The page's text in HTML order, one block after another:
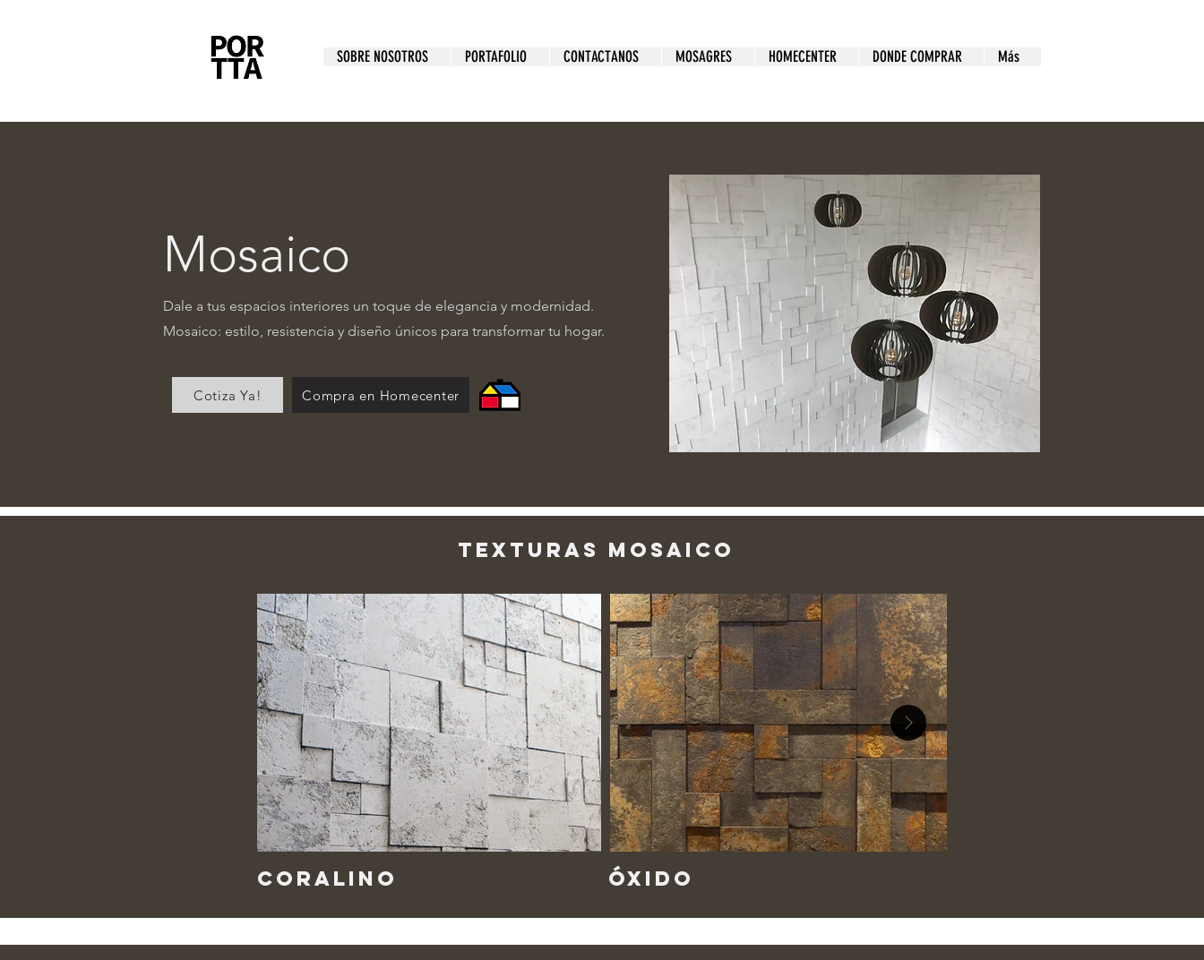
SOBRE NOSOTROS PORTAFOLIO CONTACTANOS MOSAGRES HOMECENTER DONDE COMPRAR Más
Mosaico
Dale a tus espacios interiores un toque de elegancia y modernidad.
Mosaico: estilo, resistencia y diseño únicos para transformar tu hogar.
Cotiza Ya! Compra en Homecenter
Texturas Mosaico
Coralino óxido